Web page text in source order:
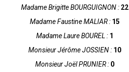
Madame Brigitte BOURGUIGNON : 22
Madame Faustine MALIAR : 15
Madame Laure BOUREL : 1
Monsieur Jérôme JOSSIEN : 10
Monsieur Joël PRUNIER : 0